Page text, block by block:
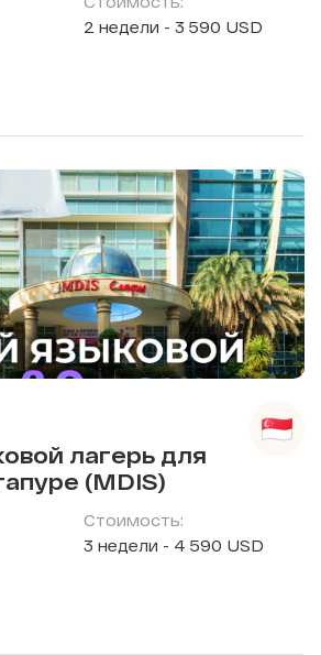
2 недели - 3 590 USD
лагерь для
(MDIS)
Стоимость:
3 недели - 4 590 USD